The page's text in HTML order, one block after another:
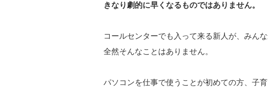
きなり劇的に早くなるものではありません。
コールセンターでも入って来る新人が、みん
全然そんなことはありません。
パソコンを仕事で使うことが初めての方、子